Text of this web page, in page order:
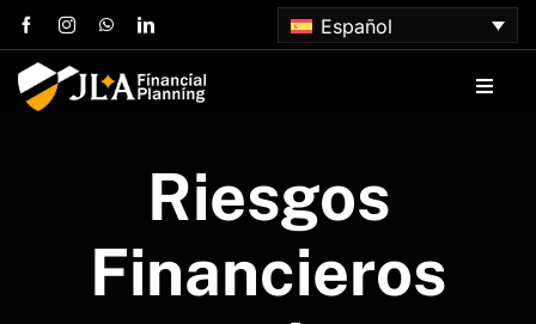
Skip
to
content
Español
Toggle
Sobre nosotros
Riesgos
Financieros